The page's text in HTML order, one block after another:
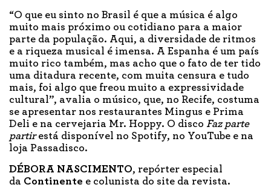
“O que eu sinto no Brasil é que a música é algo
muito mais próximo ou cotidiano para a maior
parte da população. Aqui, a diversidade de ritmos
e a riqueza musical é imensa. A Espanha é um país
muito rico também, mas acho que o fato de ter tido
uma ditadura recente, com muita censura e tudo
mais, foi algo que freou muito a expressividade
cultural”, avalia o músico, que, no Recife, costuma
se apresentar nos restaurantes Mingus e Prima
Deli e na cervejaria Mr. Hoppy. O disco Faz parte
partirestá disponível no Spotify, no YouTube e na
loja Passadisco.
DÉBORA NASCIMENTO, repórter especial
da Continente e colunista do site da revista.